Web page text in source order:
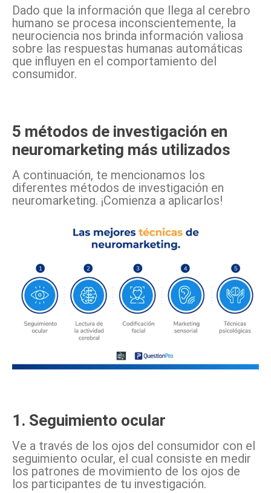
Dado que la información que llega al cerebro
humano se procesa inconscientemente, la
neurociencia nos brinda información valiosa
sobre las respuestas humanas automáticas
que influyen en el comportamiento del
consumidor.
5 métodos de investigación en
neuromarketing más utilizados
A continuación, te mencionamos los
diferentes métodos de investigación en
neuromarketing. ¡Comienza a aplicarlos!
1. Seguimiento ocular
Ve a través de los ojos del consumidor con el
seguimiento ocular, el cual consiste en medir
los patrones de movimiento de los ojos de
los participantes de tu investigación.